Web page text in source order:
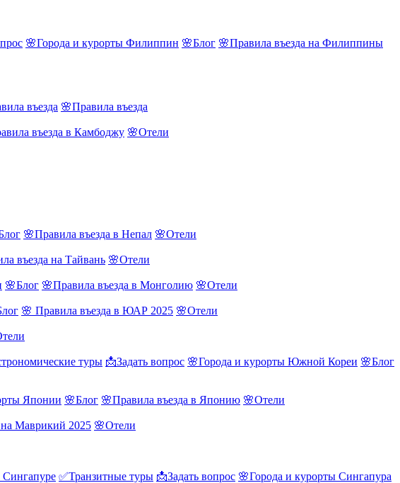
🌸Города и курорты Филиппин 🌸Блог 🌸Правила въезда на Филиппины
въезда 🌸Правила въезда
въезда в Камбоджу 🌸Отели
🌸Правила въезда в Непал 🌸Отели
въезда на Тайвань 🌸Отели
🌸Блог 🌸Правила въезда в Монголию 🌸Отели
🌸 Правила въезда в ЮАР 2025 🌸Отели
туры 📩Задать вопрос 🌸Города и курорты Южной Кореи 🌸Блог
Японии 🌸Блог 🌸Правила въезда в Японию 🌸Отели
Маврикий 2025 🌸Отели
Сингапуре ✅Транзитные туры 📩Задать вопрос 🌸Города и курорты Сингапура